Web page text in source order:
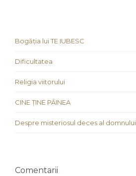
Bogăția lui TE IUBESC
Dificultatea
Religia viitorului
CINE ȚINE PÂINEA
Despre misteriosul deces al
Comentarii